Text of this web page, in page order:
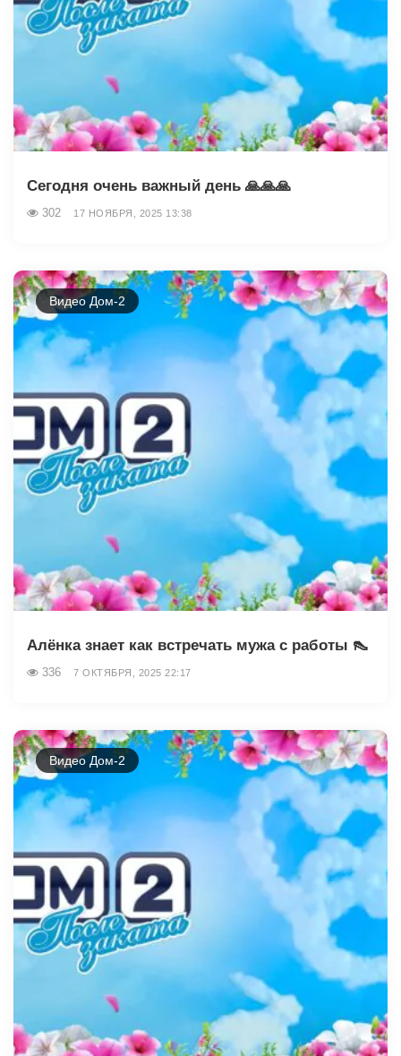
Сегодня очень важный день 🙏🙏🙏
302 17 НОЯБРЯ, 2025 13:38
Видео Дом-2
Алёнка знает как встречать мужа с работы 👠
336 7 ОКТЯБРЯ, 2025 22:17
Видео Дом-2